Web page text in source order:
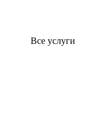
Все услуги